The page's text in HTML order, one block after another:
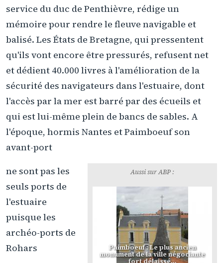
service du duc de Penthièvre, rédige un
mémoire pour rendre le fleuve navigable et
balisé. Les États de Bretagne, qui pressentent
qu'ils vont encore être pressurés, refusent net
et dédient 40.000 livres à l'amélioration de la
sécurité des navigateurs dans l'estuaire, dont
l'accès par la mer est barré par des écueils et
qui est lui-même plein de bancs de sables. A
l'époque, hormis Nantes et Paimboeuf son
avant-port
Aussi sur ABP :
Paimboeuf : Le plus ancien
monument de la ville négociante
ne sont pas les
seuls ports de
l'estuaire
puisque les
archéo-ports de
Rohars